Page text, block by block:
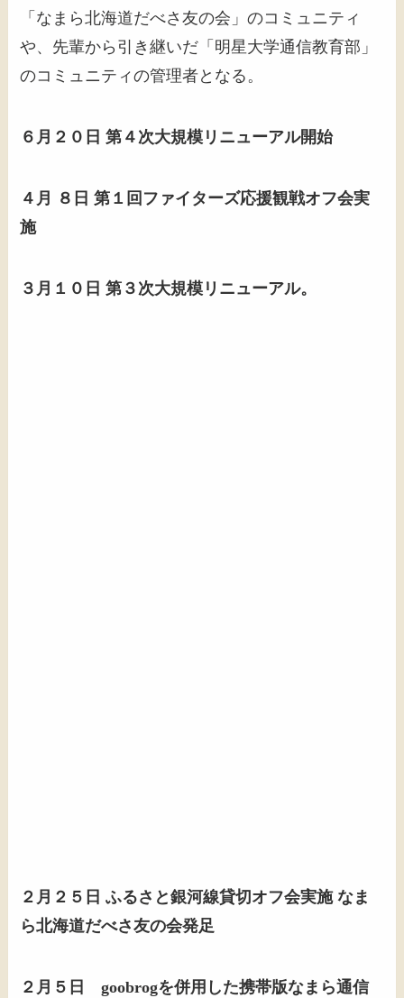
「なまら北海道だべさ友の会」のコミュニティ
や、先輩から引き継いだ「明星大学通信教育部」
のコミュニティの管理者となる。
６月２０日 第４次大規模リニューアル開始
４月 ８日 第１回ファイターズ応援観戦オフ会実
施
３月１０日 第３次大規模リニューアル。
２月２５日 ふるさと銀河線貸切オフ会実施 なま
ら北海道だべさ友の会発足
２月５日 goobrogを併用した携帯版なまら通信